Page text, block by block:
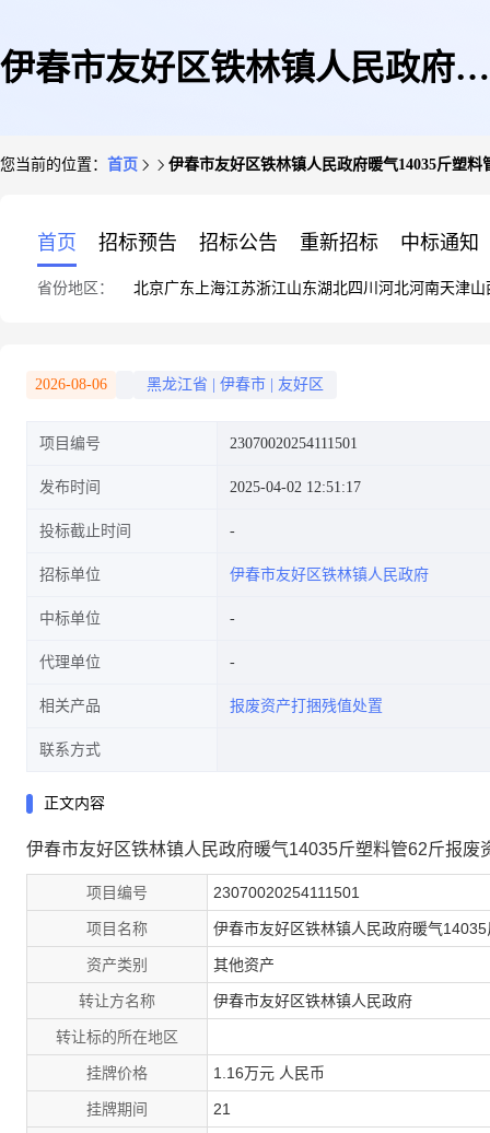
伊春市友好区铁林镇人民政府暖
您当前的位置： 首页 伊春市友好区铁林镇人民政府暖气14035斤塑
首页 招标预告 招标公告 重新招标 中标通知
省份地区： 北京广东 上海江苏浙江山东湖北四川 河北河南天津山
2026-08-06 黑龙江省 伊春市 友好区
项目编号 23070020254111501
发布时间 2025-04-02 12:51:17
投标截止时间
招标单位 伊春市友好区铁林镇人民政府
中标单位
代理单位
相关产品 报废资产打捆残值处置
联系方式
正文内容
伊春市友好区铁林镇人民政府暖气14035斤塑料管62斤报废
项目编号 23070020254111501
项目名称 伊春市友好区铁林镇人民政府暖气
资产类别 其他资产
转让方名称 伊春市友好区铁林镇人民政府
转让标的所在地区
挂牌价格 1.16万元 人民币
挂牌期间 21